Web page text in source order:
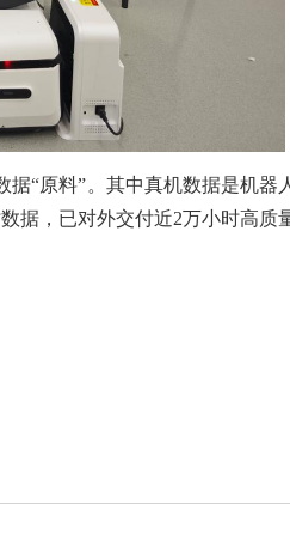
据“原料”。其中真机数据是机器
据，已对外交付近2万小时高质